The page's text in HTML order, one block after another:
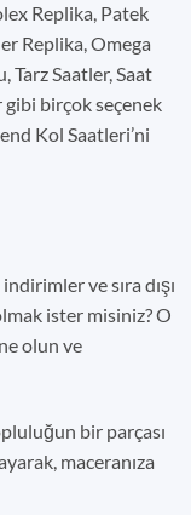
Replika, Patek
Replika, Omega
Tarz Saatler, Saat
birçok seçenek
Kol Saatleri’ni
ve sıra dışı
ister misiniz? O
olun ve
bir parçası
maceranıza